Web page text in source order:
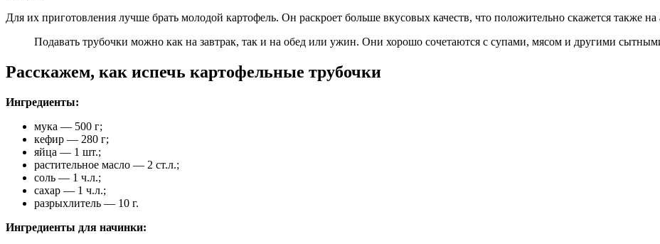
Для их приготовления лучше брать молодой картофель. Он раскроет больше вкусовых качеств, что положительно скажется также на
Подавать трубочки можно как на завтрак, так и на обед или ужин. Они хорошо сочетаются с супами, мясом и другими
Расскажем, как испечь картофельные трубочки
Ингредиенты:
мука — 500 г;
кефир — 280 г;
яйца — 1 шт.;
растительное масло — 2 ст.л.;
соль — 1 ч.л.;
сахар — 1 ч.л.;
разрыхлитель — 10 г.
Ингредиенты для начинки: